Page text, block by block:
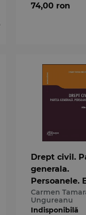
74,00 ron
Drept civil.
generala.
Persoanele.
a 2-a
Carmen
Ungureanu
Indisponibilă